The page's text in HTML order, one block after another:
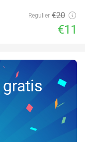
Regulier €20
€11